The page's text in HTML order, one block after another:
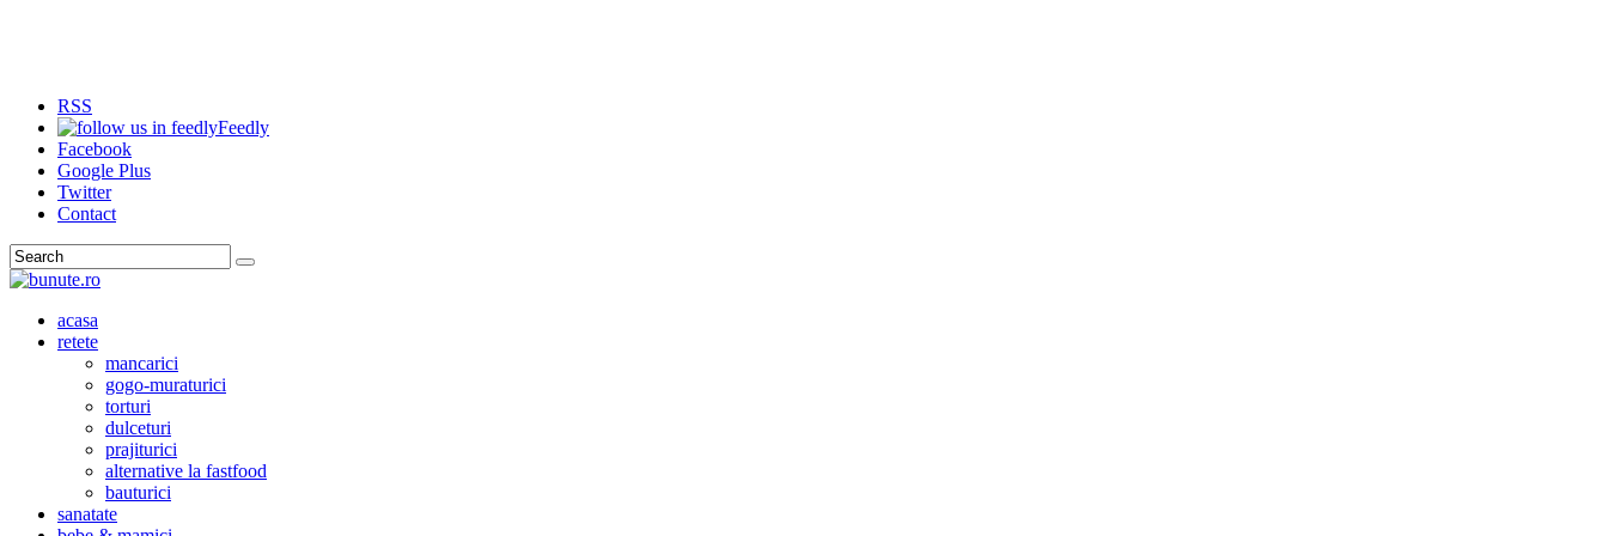
RSS
Feedly
Facebook
Google Plus
Twitter
Contact
Search
acasa
retete
mancarici
gogo-muraturici
torturi
dulceturi
prajiturici
alternative la fastfood
bauturici
sanatate